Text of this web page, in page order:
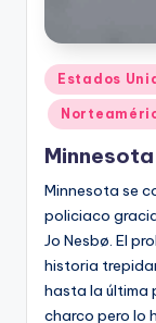
Publicado
en
Estados
Minnesota se
policiaco
Jo Nesbø. El
historia
hasta la última
charco pero lo